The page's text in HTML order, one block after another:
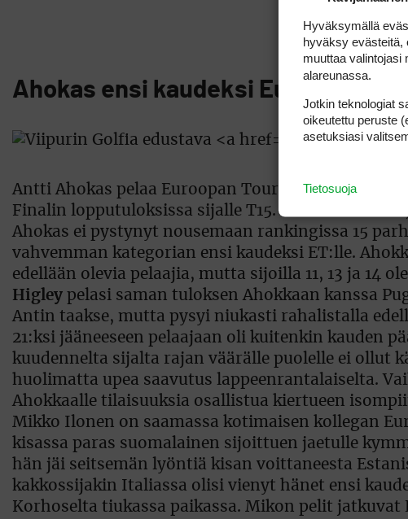
Ahokas ensi kaudeksi Euroopan
Antti Ahokas pelaa Euroopan Tourilla kaudella
Finalin lopputuloksissa sijalle T15. Tämä tietää
Ahokas ei pystynyt nousemaan rankingissa 15
vahvemman kategorian ensi kaudeksi ET:lle.
edellään olevia pelaajia, mutta sijoilla 11, 13 ja 14
Higley pelasi saman tuloksen Ahokkaan kanssa
Antin taakse, mutta pysyi niukasti rahalistalla
21:ksi jääneeseen pelaajaan oli kuitenkin kauden
kuudennelta sijalta rajan väärälle puolelle ei ollut
huolimatta upea saavutus lappeenrantalaiselta.
Ahokkaalle tilaisuuksia osallistua kiertueen
Mikko Ilonen on saamassa kotimaisen kollegan
kisassa paras suomalainen sijoittuen jaetulle
hän jäi seitsemän lyöntiä kisan voittaneesta
kakkossijakin Italiassa olisi vienyt hänet ensi
Korhoselta tiukassa paikassa. Mikon pelit
Hyväksymällä
hyväksy evästeitä,
muuttaa valintojasi
alareunassa.
Jotkin teknologiat
oikeutettu peruste
asetuksiasi
Tietosuoja